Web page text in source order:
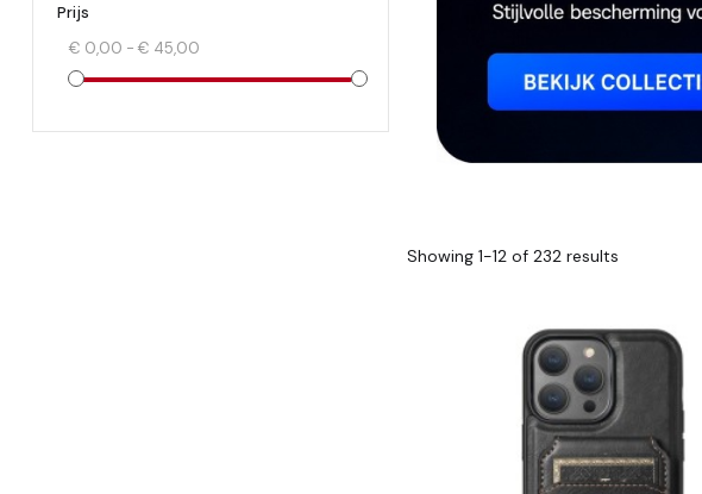
Prijs
€ 0,00 - € 45,00
Showing 1-12 of 232 results